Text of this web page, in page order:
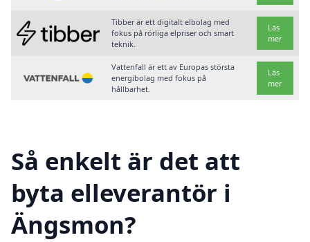
Tibber är ett digitalt elbolag med
fokus på rörliga elpriser och smart
teknik.
Läs
mer
Vattenfall är ett av Europas största
energibolag med fokus på
hållbarhet.
Läs
mer
Så enkelt är det att
byta elleverantör i
Ängsmon?